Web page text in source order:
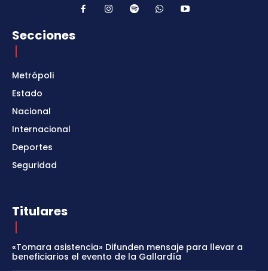
Secciones
Metrópoli
Estado
Nacional
Internacional
Deportes
Seguridad
Titulares
«Tomara asistencia» Difunden mensaje para llevar a
beneficiarios el evento de la Gallardía